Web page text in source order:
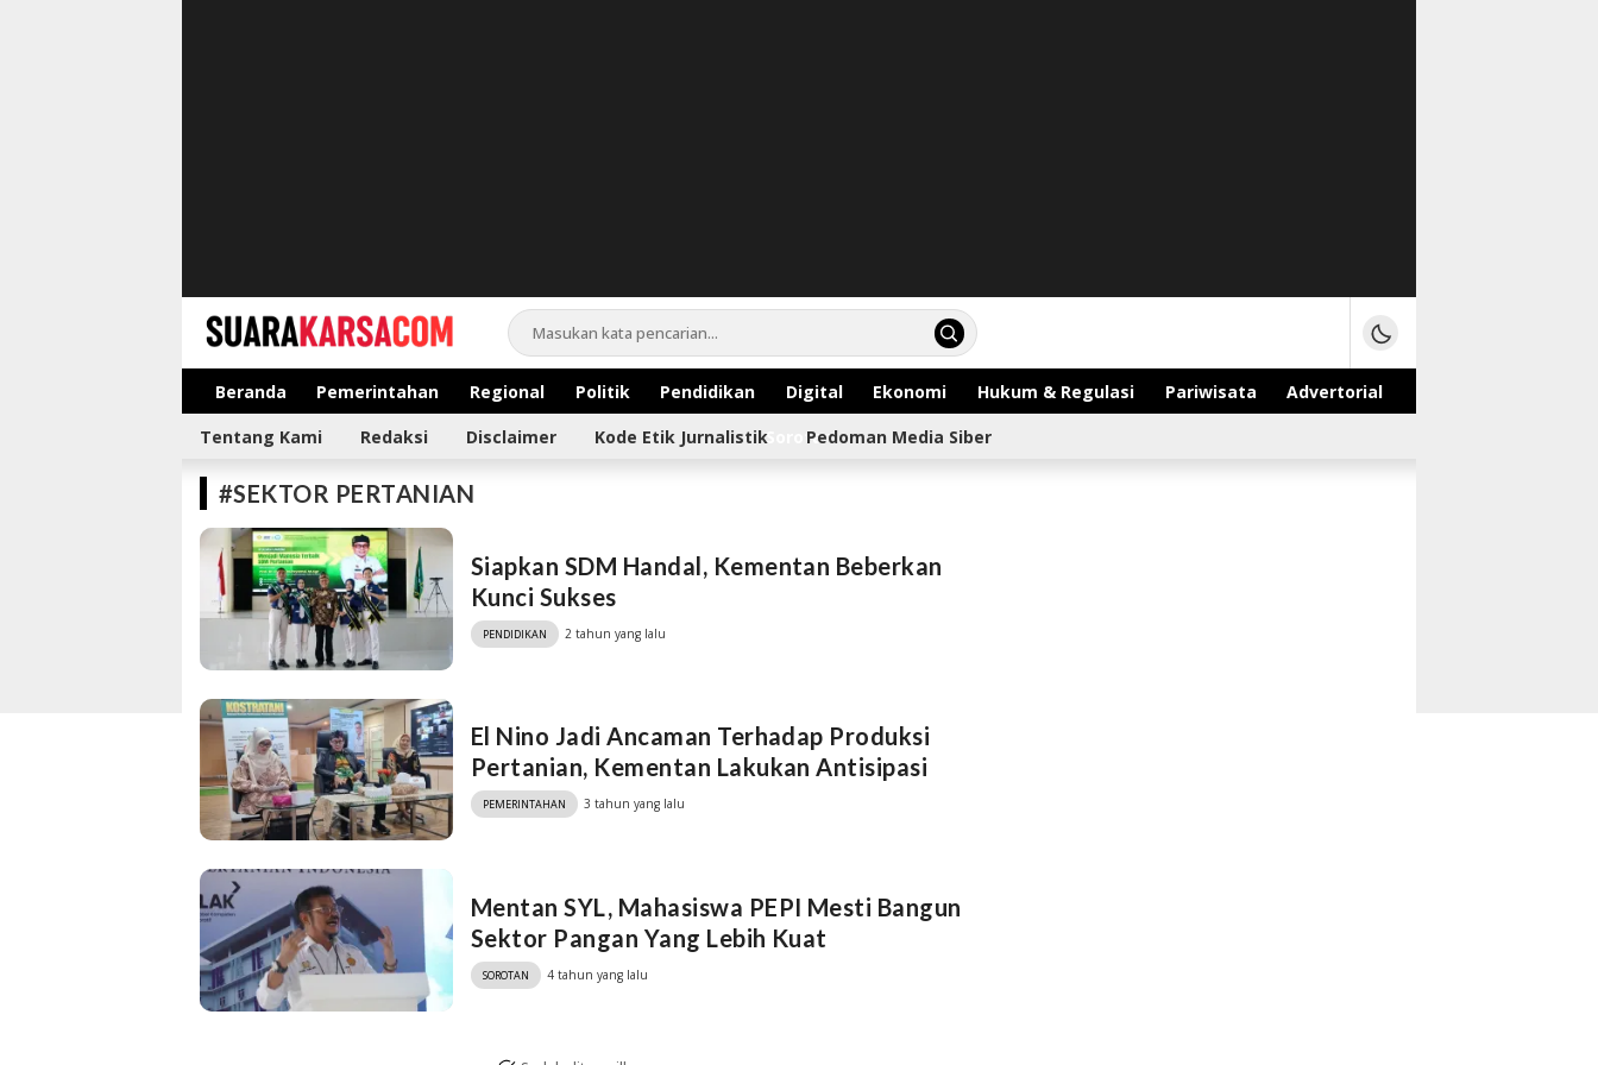
suarakarsa.com
Informasi terpercaya
Beranda Pemerintahan Regional Politik Pendidikan Digital Ekonomi Hukum & Regulasi Pariwisata
Advertorial
Sorotan
Tentang Kami Redaksi Disclaimer Kode Etik Jurnalistik Pedoman Media Siber
#SEKTOR PERTANIAN
Siapkan SDM Handal, Kementan Beberkan
Kunci Sukses
PENDIDIKAN 2 tahun yang lalu
El Nino Jadi Ancaman Terhadap Produksi
Pertanian, Kementan Lakukan Antisipasi
PEMERINTAHAN 3 tahun yang lalu
Mentan SYL, Mahasiswa PEPI Mesti Bangun
Sektor Pangan Yang Lebih Kuat
SOROTAN 4 tahun yang lalu